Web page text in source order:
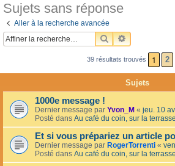
Sujets sans réponse
Aller à la recherche avancée
RECHERCHER
39 résultats trouvés 1 2
Sujets
1000e message !
Dernier message par Yvon_M « jeu. 10
Posté dans Au café du coin, sur la
Et si vous prépariez un article
Dernier message par RogerTorrenti «
Posté dans Au café du coin, sur la